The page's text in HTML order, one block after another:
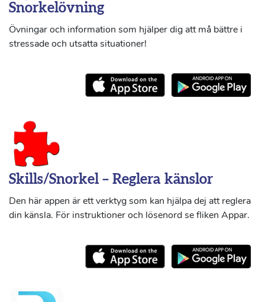
Snorkelövning
Övningar och information som hjälper dig att må bättre i
stressade och utsatta situationer!
Skills/Snorkel – Reglera känslor
Den här appen är ett verktyg som kan hjälpa dej att reglera
din känsla. För instruktioner och lösenord se fliken Appar.